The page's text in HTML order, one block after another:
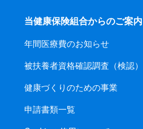
当健康保険組合からのご案内
年間医療費のお知らせ
被扶養者資格確認調査（検認）
健康づくりのための事業
申請書類一覧